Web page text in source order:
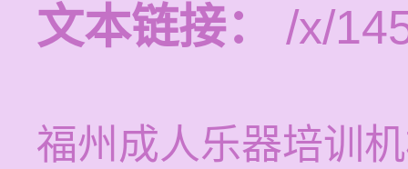
文本链接：
/x/
福州成人乐器培训